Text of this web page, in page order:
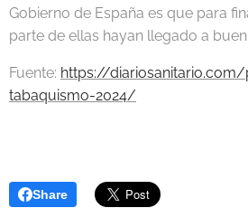
Gobierno de España es que para
parte de ellas hayan llegado a
Fuente: https://
tabaquismo-2024/
Share